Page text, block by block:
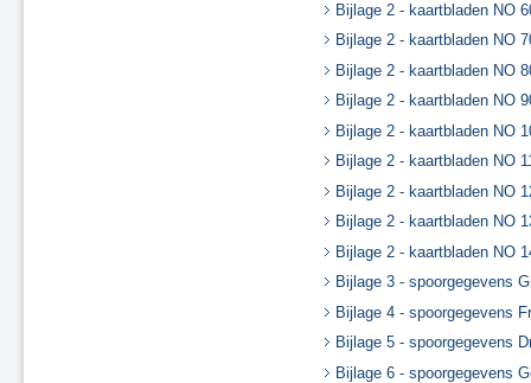
Bijlage 2 - kaartbladen NO
Bijlage 2 - kaartbladen NO
Bijlage 2 - kaartbladen NO
Bijlage 2 - kaartbladen NO
Bijlage 2 - kaartbladen NO
Bijlage 2 - kaartbladen NO
Bijlage 2 - kaartbladen NO
Bijlage 2 - kaartbladen NO
Bijlage 2 - kaartbladen NO
Bijlage 3 - spoorgegevens
Bijlage 4 - spoorgegevens
Bijlage 5 - spoorgegevens
Bijlage 6 - spoorgegevens